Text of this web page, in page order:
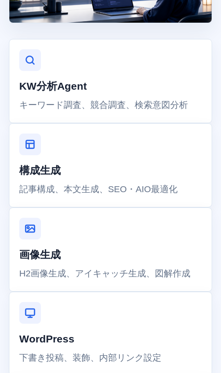
KW分析Agent
キーワード調査、競合調査、検索意図分析
構成生成
記事構成、本文生成、SEO・AIO最適化
画像生成
H2画像生成、アイキャッチ生成、図解作成
WordPress
下書き投稿、装飾、内部リンク設定